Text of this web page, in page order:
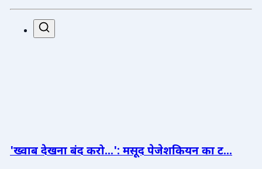
'ख्वाब देखना बंद करो...': मसूद पेजेशकियन का ट...